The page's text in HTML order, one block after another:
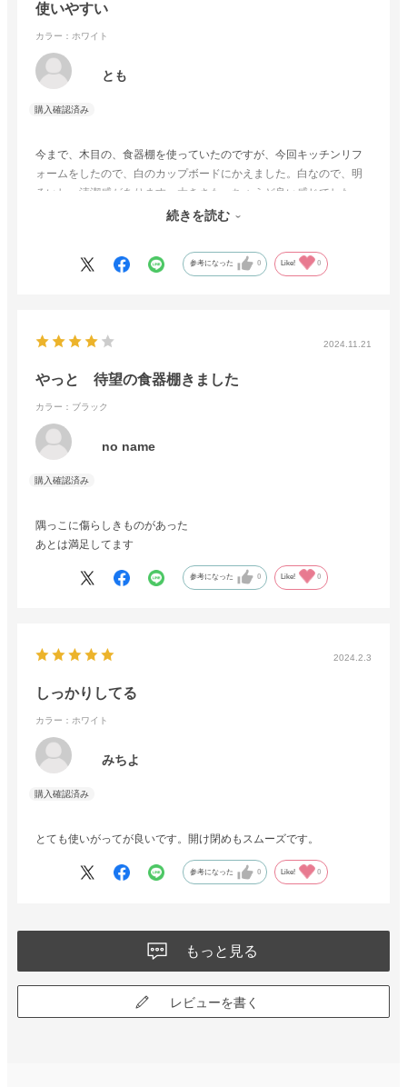
使いやすい
カラー：ホワイト
とも
今まで、木目の、食器棚を使っていたのですが、今回キッチンリフ
ォームをしたので、白のカップボードにかえました。白なので、明
るいし、清潔感があります。大きさも、ちょうど良い感じでした。
ありがとうございました。長く使うものなので、大事に使っていき
続きを読む
参考になった 0 Like! 0
2024.11.21
やっと 待望の食器棚きました
カラー：ブラック
no name
隅っこに傷らしきものがあった
あとは満足してます
参考になった 0 Like! 0
2024.2.3
しっかりしてる
カラー：ホワイト
みちよ
とても使いがってが良いです。開け閉めもスムーズです。
参考になった 0 Like! 0
もっと見る
レビューを書く